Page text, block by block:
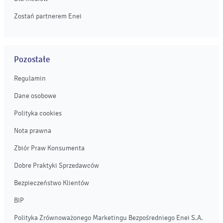
Zostań partnerem Enei
Pozostałe
Regulamin
Dane osobowe
Polityka cookies
Nota prawna
Zbiór Praw Konsumenta
Dobre Praktyki Sprzedawców
Bezpieczeństwo Klientów
BIP
Polityka Zrównoważonego Marketingu Bezpośredniego Enei S.A.